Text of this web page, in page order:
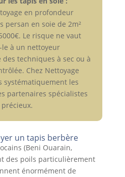
en profondeur
persan en soie de 2m²
Le risque ne vaut
le à un nettoyeur
techniques à sec ou à
Chez Nettoyage
systématiquement les
partenaires spécialistes
un tapis berbère
(Beni Ouarain,
des poils particulièrement
énormément de